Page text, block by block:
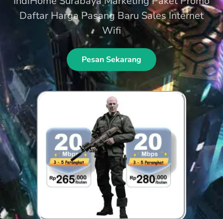
Daftar Harga Pasang Baru Sales Internet
Wifi
Pesan Sekarang